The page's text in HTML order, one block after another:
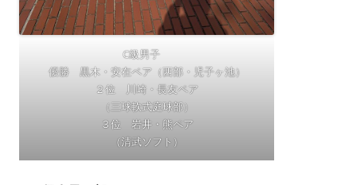
C級男子
優勝 黒木・安在ペア（西部・児子ヶ池）
２位 川崎・長友ペア
（三球軟式庭球部）
３位 岩井・熊ペア
（清武ソフト）